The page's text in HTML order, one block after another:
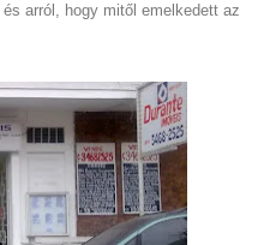
arról, hogy mitől emelkedett az